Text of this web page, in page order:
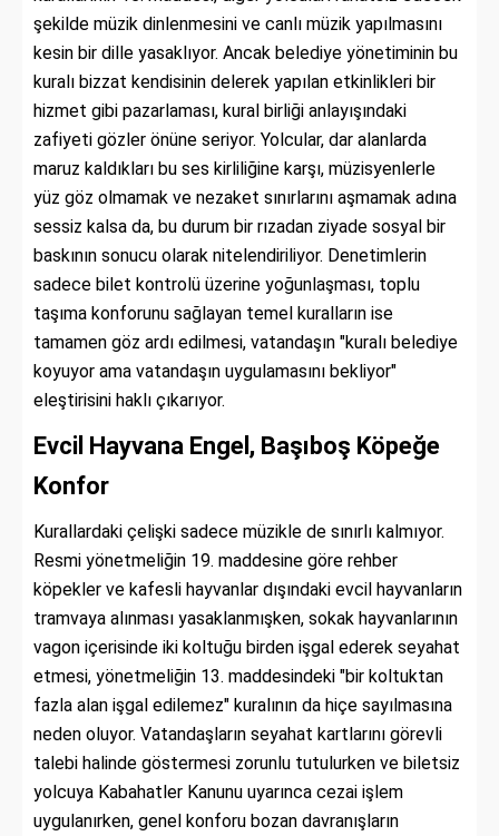
şekilde müzik dinlenmesini ve canlı müzik yapılmasını
kesin bir dille yasaklıyor. Ancak belediye yönetiminin bu
kuralı bizzat kendisinin delerek yapılan etkinlikleri bir
hizmet gibi pazarlaması, kural birliği anlayışındaki
zafiyeti gözler önüne seriyor. Yolcular, dar alanlarda
maruz kaldıkları bu ses kirliliğine karşı, müzisyenlerle
yüz göz olmamak ve nezaket sınırlarını aşmamak adına
sessiz kalsa da, bu durum bir rızadan ziyade sosyal bir
baskının sonucu olarak nitelendiriliyor. Denetimlerin
sadece bilet kontrolü üzerine yoğunlaşması, toplu
taşıma konforunu sağlayan temel kuralların ise
tamamen göz ardı edilmesi, vatandaşın "kuralı belediye
koyuyor ama vatandaşın uygulamasını bekliyor"
eleştirisini haklı çıkarıyor.
Evcil Hayvana Engel, Başıboş Köpeğe
Konfor
Kurallardaki çelişki sadece müzikle de sınırlı kalmıyor.
Resmi yönetmeliğin 19. maddesine göre rehber
köpekler ve kafesli hayvanlar dışındaki evcil hayvanların
tramvaya alınması yasaklanmışken, sokak hayvanlarının
vagon içerisinde iki koltuğu birden işgal ederek seyahat
etmesi, yönetmeliğin 13. maddesindeki "bir koltuktan
fazla alan işgal edilemez" kuralının da hiçe sayılmasına
neden oluyor. Vatandaşların seyahat kartlarını görevli
talebi halinde göstermesi zorunlu tutulurken ve biletsiz
yolcuya Kabahatler Kanunu uyarınca cezai işlem
uygulanırken, genel konforu bozan davranışların